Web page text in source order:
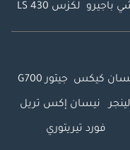
باجيرو لكزس LS 430
كيكس جيتور G700
نيسان إكس تريل
فورد تيريتوري